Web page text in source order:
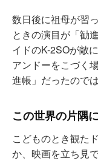
数日後に祖母が習
ときの演目が「勧
イドのK-2SOが敵
アンドーをこづく
進帳」だったので
この世界の片隅に
こどものとき観た
か、映画を立ち見